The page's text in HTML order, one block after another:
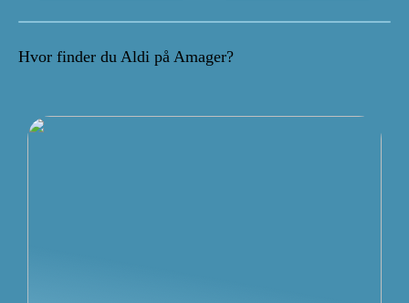
Hvor finder du Aldi på Amager?